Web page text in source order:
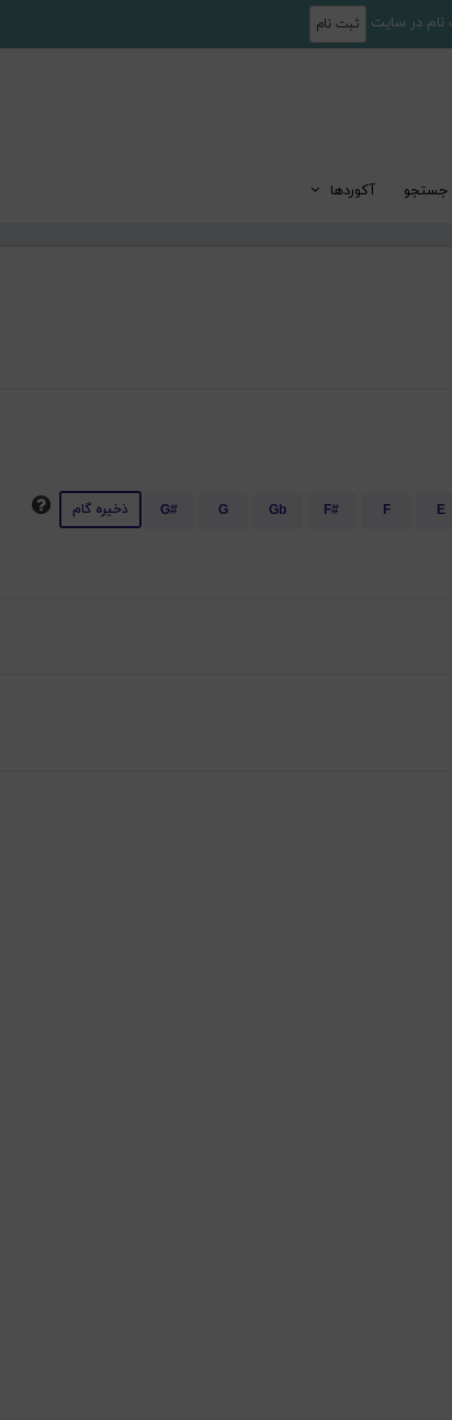
ثبت نام
جستجو آکوردها
E
F
F#
Gb
G
G# ذخیره گام